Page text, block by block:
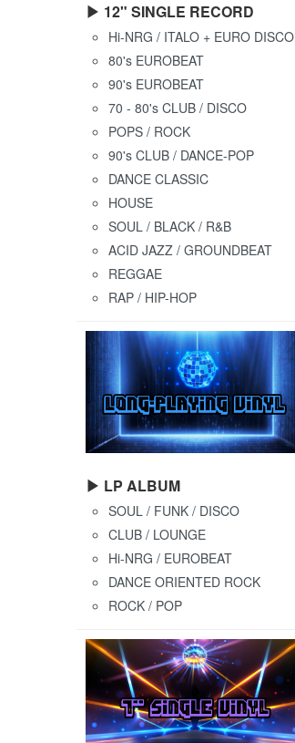
▶ 12" SINGLE RECORD
Hi-NRG / ITALO + EURO DISCO
80's EUROBEAT
90's EUROBEAT
70 - 80's CLUB / DISCO
POPS / ROCK
90's CLUB / DANCE-POP
DANCE CLASSIC
HOUSE
SOUL / BLACK / R&B
ACID JAZZ / GROUNDBEAT
REGGAE
RAP / HIP-HOP
▶ LP ALBUM
SOUL / FUNK / DISCO
CLUB / LOUNGE
Hi-NRG / EUROBEAT
DANCE ORIENTED ROCK
ROCK / POP